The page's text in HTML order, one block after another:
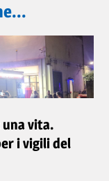
vita.
i vigili del